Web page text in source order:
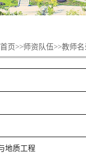
首页>>师资队伍>>教师名
地质工程